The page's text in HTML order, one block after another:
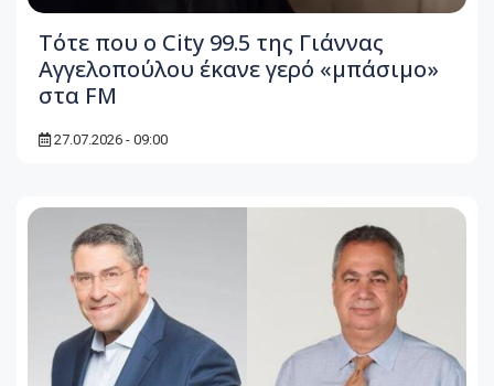
Τότε που ο City 99.5 της Γιάννας
Αγγελοπούλου έκανε γερό «μπάσιμο»
στα FM
27.07.2026 - 09:00